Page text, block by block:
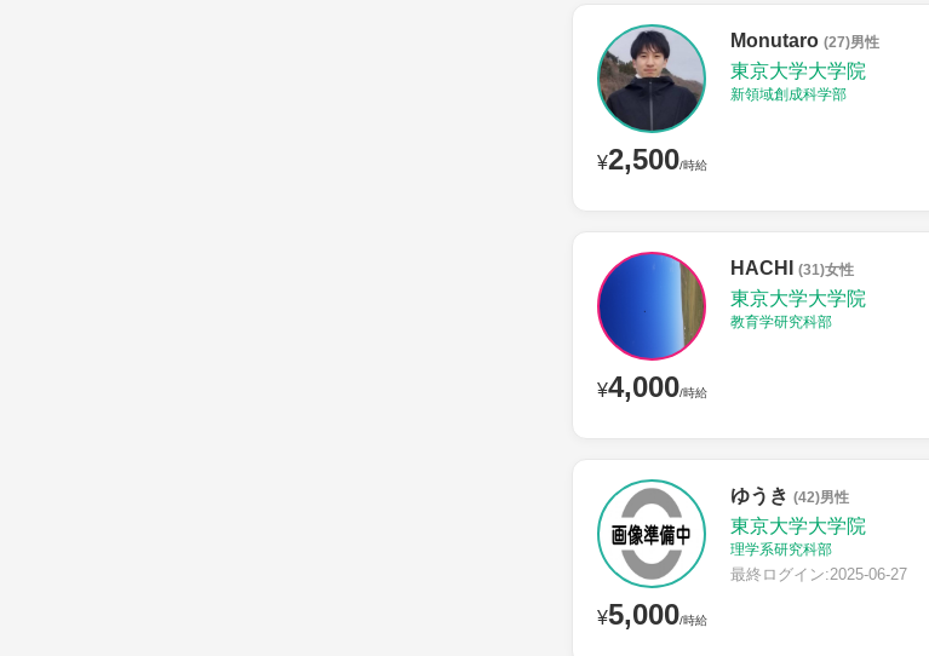
¥2,500/時給
Monutaro (27)男性
東京大学大学院
新領域創成科学部
¥4,000/時給
HACHI (31)女性
東京大学大学院
教育学研究科部
¥5,000/時給
ゆうき (42)男性
東京大学大学院
理学系研究科部
最終ログイン:2025-06-27